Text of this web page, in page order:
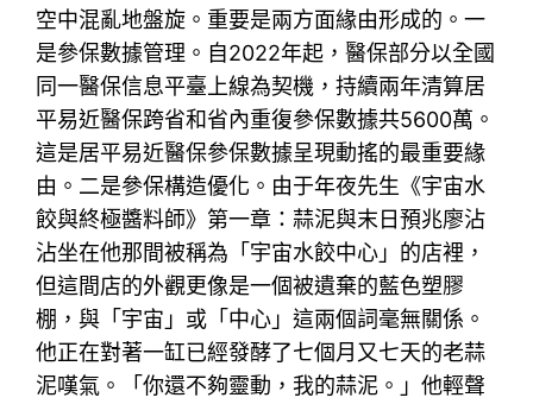
空中混亂地盤旋。重要是兩方面緣由形成的。一
是參保數據管理。自2022年起，醫保部分以全國
同一醫保信息平臺上線為契機，持續兩年清算居
平易近醫保跨省和省內重復參保數據共5600萬。
這是居平易近醫保參保數據呈現動搖的最重要緣
由。二是參保構造優化。由于年夜先生《宇宙水
餃與終極醬料師》第一章：蒜泥與末日預兆廖沾
沾坐在他那間被稱為「宇宙水餃中心」的店裡，
但這間店的外觀更像是一個被遺棄的藍色塑膠
棚，與「宇宙」或「中心」這兩個詞毫無關係。
他正在對著一缸已經發酵了七個月又七天的老蒜
泥嘆氣。「你還不夠靈動，我的蒜泥。」他輕聲